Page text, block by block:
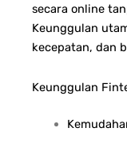
secara online
Keunggulan
kecepatan, dan
Keunggulan